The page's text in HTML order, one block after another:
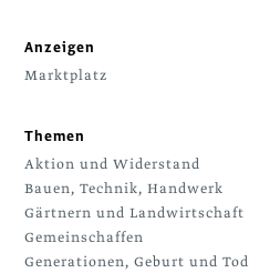
Anzeigen
Marktplatz
Themen
Aktion und Widerstand
Bauen, Technik, Handwerk
Gärtnern und Landwirtschaft
Gemeinschaffen
Generationen, Geburt und Tod